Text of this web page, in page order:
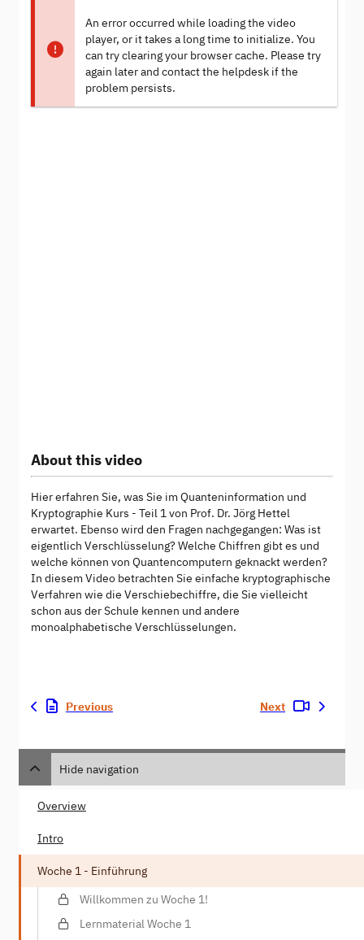
An error occurred while loading the video
player, or it takes a long time to initialize. You
can try clearing your browser cache. Please try
again later and contact the helpdesk if the
problem persists.
About this video
Hier erfahren Sie, was Sie im Quanteninformation und
Kryptographie Kurs - Teil 1 von Prof. Dr. Jörg Hettel
erwartet. Ebenso wird den Fragen nachgegangen: Was ist
eigentlich Verschlüsselung? Welche Chiffren gibt es und
welche können von Quantencomputern geknackt werden?
In diesem Video betrachten Sie einfache kryptographische
Verfahren wie die Verschiebechiffre, die Sie vielleicht
schon aus der Schule kennen und andere
monoalphabetische Verschlüsselungen.
Previous Next
Hide navigation
Overview
Intro
Woche 1 - Einführung
Willkommen zu Woche 1!
Lernmaterial Woche 1